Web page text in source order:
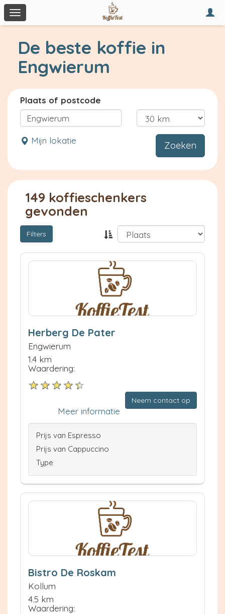
Toggle
navigation
De beste koffie in
Engwierum
Plaats of postcode
Mijn lokatie Zoeken
149 koffieschenkers
gevonden
Filters
Herberg De Pater
Engwierum
1.4 km
Waardering:
Neem contact op
Meer informatie
Prijs van Espresso
Prijs van Cappuccino
Type
Bistro De Roskam
Kollum
4.5 km
Waardering: